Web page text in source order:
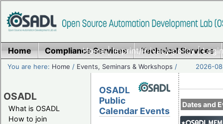
Home|Imprint/Privacy policy|
Home Compliance Services Technical Services
You are here: Home / Events, Seminars & Workshops / 2026-
OSADL
What is OSADL
How to join
Dates and
OSADL
Public
Calendar Events